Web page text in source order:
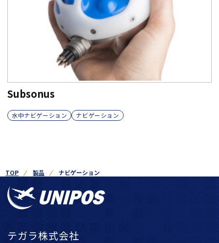
Subsonus
水中ナビゲーション ナビゲーション
TOP 製品 ナビゲーション
テガラ株式会社